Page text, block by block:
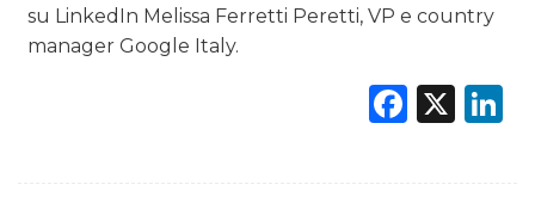
su LinkedIn Melissa Ferretti Peretti, VP e country
manager Google Italy.
X